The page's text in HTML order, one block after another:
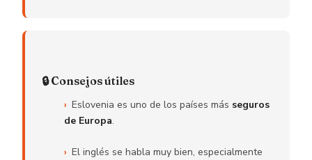
🔒 Consejos útiles
Eslovenia es uno de los países más seguros
de Europa.
El inglés se habla muy bien, especialmente